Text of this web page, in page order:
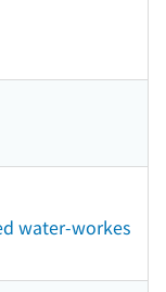
water-workes